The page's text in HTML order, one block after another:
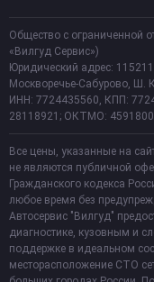
Общество с ограниченной
«Вилгуд Сервис»)
Юридический адрес:
Москворечье-Сабурово, Ш.
ИНН: 7724435560, КПП:
28118921; ОКТМО:
Все цены, указанные на
не являются публичной
Гражданского кодекса
любое время без
Автосервис "Вилгуд"
диагностике, кузовным и
поддержке в идеальном
месторасположение СТО